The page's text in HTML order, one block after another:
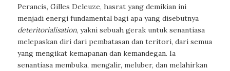
Perancis, Gilles Deleuze, hasrat yang demikian ini
menjadi energi fundamental bagi apa yang disebutnya
deteritorialisation, yakni sebuah gerak untuk senantiasa
melepaskan diri dari pembatasan dan teritori, dari semua
yang mengikat kemapanan dan kemandegan. Ia
senantiasa membuka, mengalir, meluber, dan melahirkan